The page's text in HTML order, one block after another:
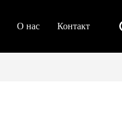
О нас Контакт